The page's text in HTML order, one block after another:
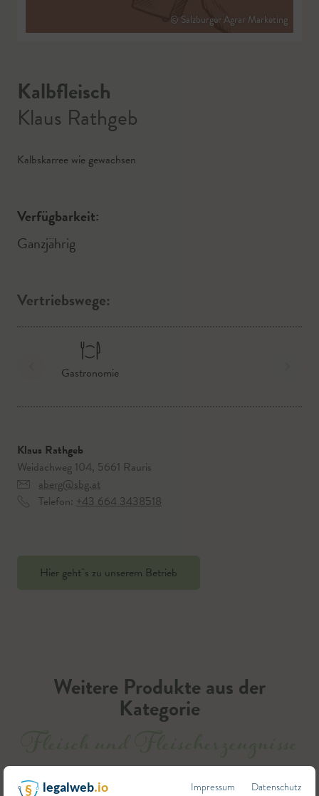
© Salzburger Agrar Marketing
Kalbfleisch
Klaus Rathgeb
Kalbskarree wie gewachsen
Verfügbarkeit:
Ganzjährig
Vertriebswege:
Gastronomie
Klaus Rathgeb
Weidachweg 104, 5661 Rauris
aberg@sbg.at
Telefon: +43 664 3438518
Hier geht`s zu unserem Betrieb
Weitere Produkte aus der
Kategorie
Fleisch und Fleischerzeugnisse
legalweb.io Impressum Datenschutz